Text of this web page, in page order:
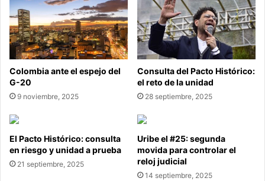
Colombia ante el espejo del
G-20
9 noviembre, 2025
Consulta del Pacto Histórico:
el reto de la unidad
28 septiembre, 2025
El Pacto Histórico: consulta
en riesgo y unidad a prueba
21 septiembre, 2025
Uribe el #25: segunda
movida para controlar el
reloj judicial
14 septiembre, 2025